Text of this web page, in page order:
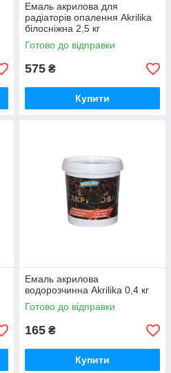
Емаль акрилова для
радіаторів опалення Akrilika
білосніжна 2,5 кг
Готово до відправки
575 ₴
Купити
Емаль акрилова
водорозчинна Akrilika 0,4 кг
Готово до відправки
165 ₴
Купити